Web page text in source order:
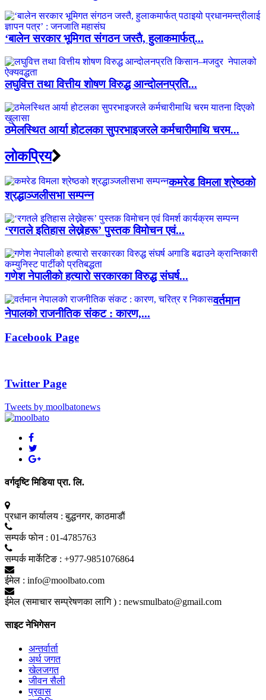
‘बालेन सरकार भूमिगत संगठन जस्तै, हुलाकमार्फत्...
लघुवित्त तथा वित्तीय शोषण विरुद्ध आन्दोलनप्रति...
ठमेलस्थित आर्या होटलका सुपरभाइजरले कर्मचारीमाथि चरम...
लाेकप्रिय
कमरेड विमला श्रेष्ठको
श्रद्धाञ्जलीसभा सम्पन्न
‘रगतले इतिहास लेख्नेहरू’ पुस्तक विमोचन एवं...
गणेश नेपालीको हत्यारो सरकारका विरुद्ध संघर्ष...
वर्तमान
नेपालको राजनीतिक संकट : कारण,...
Facebook Page
Twitter Page
Tweets by moolbatonews
वर्गदृष्टि मिडिया प्रा. लि.
प्रधान कार्यालय : बुद्धनगर, काठमाडाैं
सम्पर्क फाेन : 01-4785763
सम्पर्क मार्केटिङ : +977-9851076864
ईमेल : info@moolbato.com
ईमेल (समाचार सम्प्रेषणका लागि ) : newsmulbato@gmail.com
साइट नेभिगेसन
अन्तर्वार्ता
अर्थ जगत
खेलजगत
जीवन सैली
प्रवास